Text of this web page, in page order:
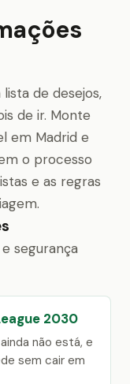
de desejos,
de ir. Monte
em Madrid e
o processo
e as regras
segurança
2030
não está, e
sem cair em